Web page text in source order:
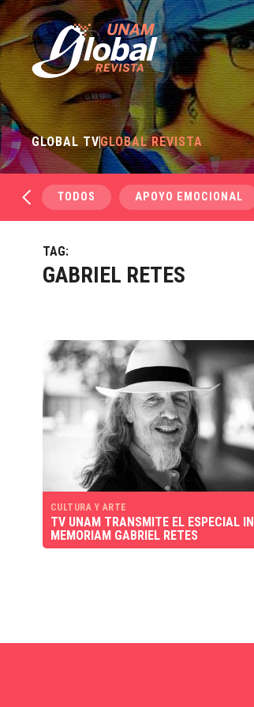
GLOBAL TVGLOBAL REVISTA
TODOS APOYO EMOCIONAL
TAG:
GABRIEL RETES
CULTURA Y ARTE
TV UNAM TRANSMITE EL ESPECIAL IN
MEMORIAM GABRIEL RETES